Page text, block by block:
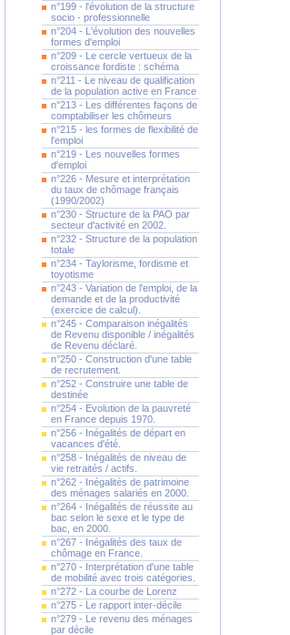
n°199 - l'évolution de la structure
socio - professionnelle
n°204 - L'évolution des nouvelles
formes d'emploi
n°209 - Le cercle vertueux de la
croissance fordiste : schéma
n°211 - Le niveau de qualification
de la population active en France
n°213 - Les différentes façons de
comptabiliser les chômeurs
n°215 - les formes de flexibilité de
l'emploi
n°219 - Les nouvelles formes
d'emploi
n°226 - Mesure et interprétation
du taux de chômage français
(1990/2002)
n°230 - Structure de la PAO par
secteur d'activité en 2002.
n°232 - Structure de la population
totale
n°234 - Taylorisme, fordisme et
toyotisme
n°243 - Variation de l'emploi, de la
demande et de la productivité
(exercice de calcul).
n°245 - Comparaison inégalités
de Revenu disponible / inégalités
de Revenu déclaré.
n°250 - Construction d'une table
de recrutement.
n°252 - Construire une table de
destinée
n°254 - Evolution de la pauvreté
en France depuis 1970.
n°256 - Inégalités de départ en
vacances d'été.
n°258 - Inégalités de niveau de
vie retraités / actifs.
n°262 - Inégalités de patrimoine
des ménages salariés en 2000.
n°264 - Inégalités de réussite au
bac selon le sexe et le type de
bac, en 2000.
n°267 - Inégalités des taux de
chômage en France.
n°270 - Interprétation d'une table
de mobilité avec trois catégories.
n°272 - La courbe de Lorenz
n°275 - Le rapport inter-décile
n°279 - Le revenu des ménages
par décile